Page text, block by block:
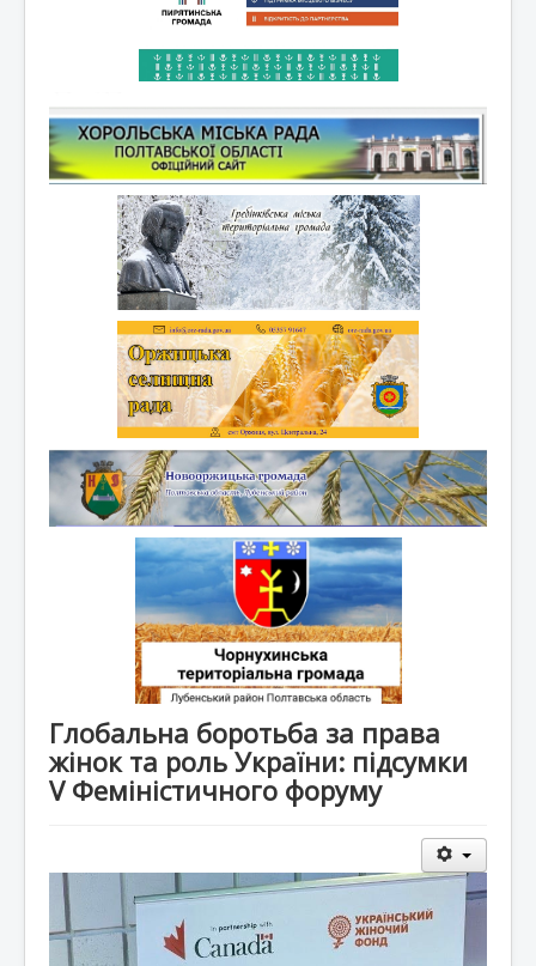
Глобальна боротьба за права
жінок та роль України: підсумки
V Феміністичного форуму